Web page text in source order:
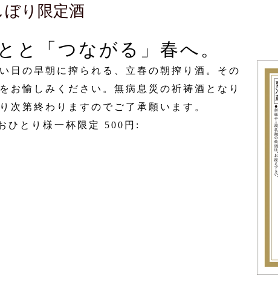
ぼり限定酒
と「つながる」春へ。
日の早朝に搾られる、立春の朝搾り酒。その
お愉しみください。無病息災の祈祷酒となり
次第終わりますのでご了承願います。
ひとり様一杯限定 500円: